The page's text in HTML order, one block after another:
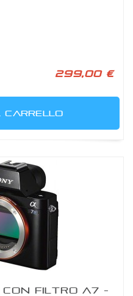
299,00 €
CARRELLO
FILTRO A7 -